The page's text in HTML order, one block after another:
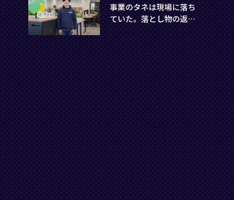
事業のタネは現場に落ち
ていた。落とし物の返却
率3倍を実現したスター
トアップfindの発想転換
に迫る